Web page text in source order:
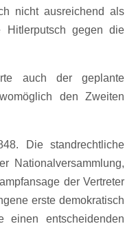
nicht ausreichend als
Hitlerputsch gegen die
auch der geplante
den Zweiten
Die standrechtliche
Nationalversammlung,
der Vertreter
erste demokratisch
einen entscheidenden